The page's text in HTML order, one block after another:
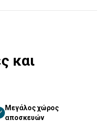
και
Μεγάλος χώρος
αποσκευών